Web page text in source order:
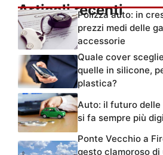
Articoli recenti
Polizza auto: in
prezzi medi delle
accessorie
Quale cover
quelle in silicone,
plastica?
Auto: il futuro delle
si fa sempre più
Ponte Vecchio a
gesto clamoroso di